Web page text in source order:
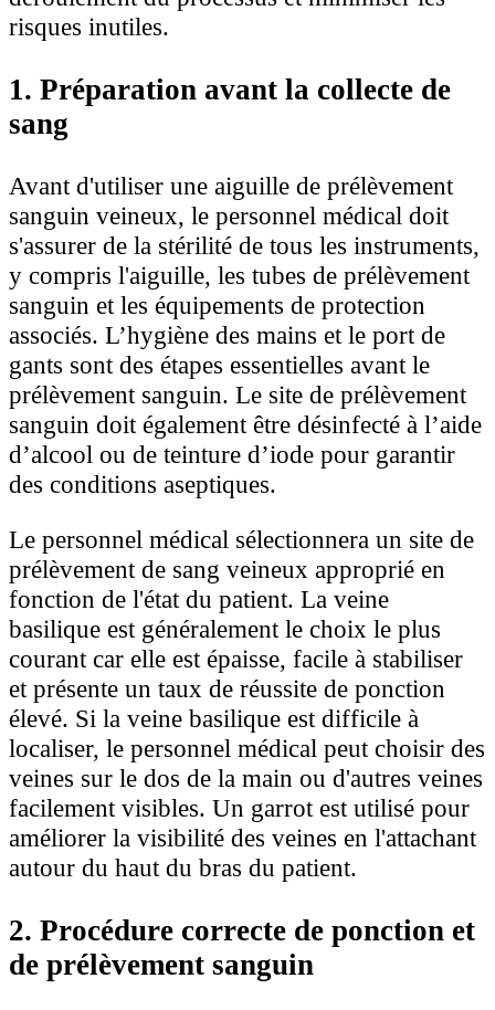
risques inutiles.
1. Préparation avant la collecte de
sang
Avant d'utiliser une aiguille de prélèvement
sanguin veineux, le personnel médical doit
s'assurer de la stérilité de tous les instruments,
y compris l'aiguille, les tubes de prélèvement
sanguin et les équipements de protection
associés. L’hygiène des mains et le port de
gants sont des étapes essentielles avant le
prélèvement sanguin. Le site de prélèvement
sanguin doit également être désinfecté à l’aide
d’alcool ou de teinture d’iode pour garantir
des conditions aseptiques.
Le personnel médical sélectionnera un site de
prélèvement de sang veineux approprié en
fonction de l'état du patient. La veine
basilique est généralement le choix le plus
courant car elle est épaisse, facile à stabiliser
et présente un taux de réussite de ponction
élevé. Si la veine basilique est difficile à
localiser, le personnel médical peut choisir des
veines sur le dos de la main ou d'autres veines
facilement visibles. Un garrot est utilisé pour
améliorer la visibilité des veines en l'attachant
autour du haut du bras du patient.
2. Procédure correcte de ponction et
de prélèvement sanguin